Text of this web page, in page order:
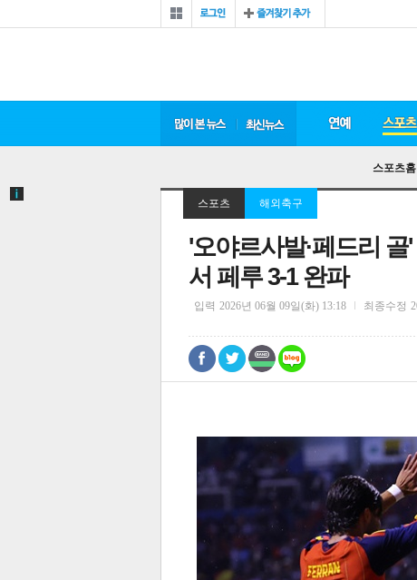
즐겨찾기
많이 본 뉴스 최신 뉴스 연예 스포츠
스포츠홈
스포츠 해외축구
'오야르사발·페드리
서 페루 3-1 완파
입력 2026년 06월 09일(화) 13:18 최종수정
0